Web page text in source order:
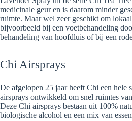
medicinale geur en is daarom minder
ruimte. Maar wel zeer geschikt om
bijvoorbeeld bij een voetbehandeling
behandeling van hoofdluis of bij een
Chi Airsprays
De afgelopen 25 jaar heeft Chi een hele
airsprays ontwikkeld om snel ruimtes
Deze Chi airsprays bestaan uit 100%
biologische alcohol en een mix van